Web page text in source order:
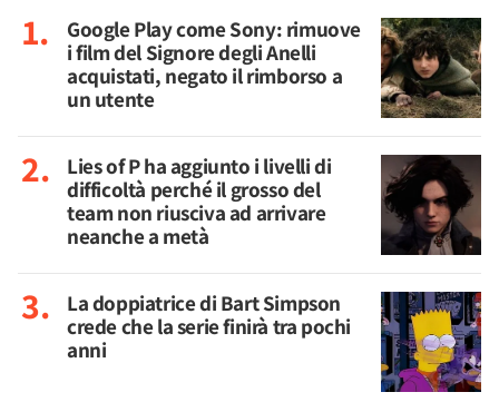
Google Play come Sony: rimuove
i film del Signore degli Anelli
acquistati, negato il rimborso a
un utente
Lies of P ha aggiunto i livelli di
difficoltà perché il grosso del
team non riusciva ad arrivare
neanche a metà
La doppiatrice di Bart Simpson
crede che la serie finirà tra pochi
anni